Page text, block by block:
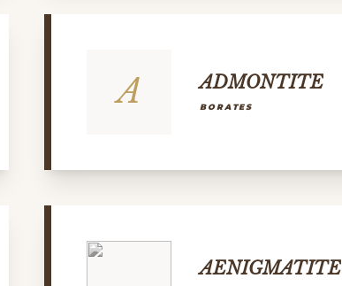
A ADMONTITE
BORATES
AENIGMATITE